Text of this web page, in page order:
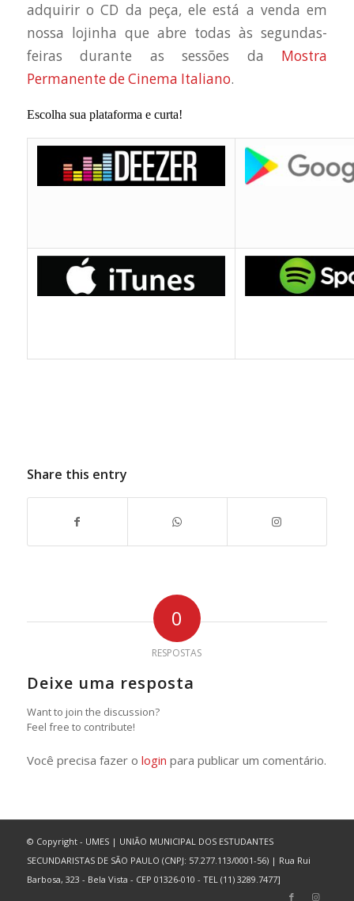
adquirir o CD da peça, ele está a venda em
nossa lojinha que abre todas às segundas-
feiras durante as sessões da Mostra
Permanente de Cinema Italiano.
Escolha sua plataforma e curta!
Share this entry
0
RESPOSTAS
Deixe uma resposta
Want to join the discussion?
Feel free to contribute!
Você precisa fazer o login para publicar um comentário.
© Copyright - UMES | UNIÃO MUNICIPAL DOS ESTUDANTES
SECUNDARISTAS DE SÃO PAULO (CNPJ: 57.277.113/0001-56) | Rua Rui
Barbosa, 323 - Bela Vista - CEP 01326-010 - TEL (11) 3289.7477]